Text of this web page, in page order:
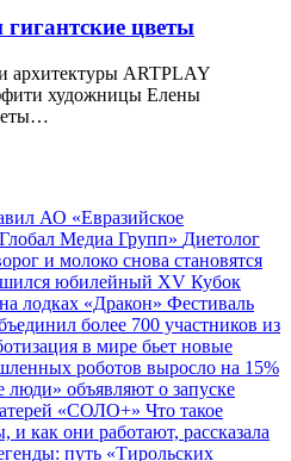
цветы
архитектуры ARTPLAY
художницы Елены
АО «Евразийское
Медиа Групп» Диетолог
и молоко снова становятся
юбилейный XV Кубок
лодках «Дракон» Фестиваль
более 700 участников из
в мире бьет новые
роботов выросло на 15%
объявляют о запуске
«СОЛО+» Что такое
как они работают, рассказала
путь «Тирольских